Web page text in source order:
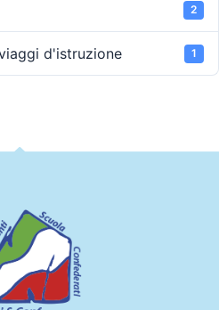
2
d'istruzione 1